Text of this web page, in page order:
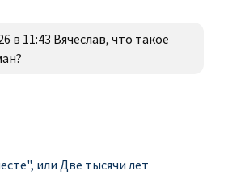
в 11:43 Вячеслав, что такое
или Две тысячи лет